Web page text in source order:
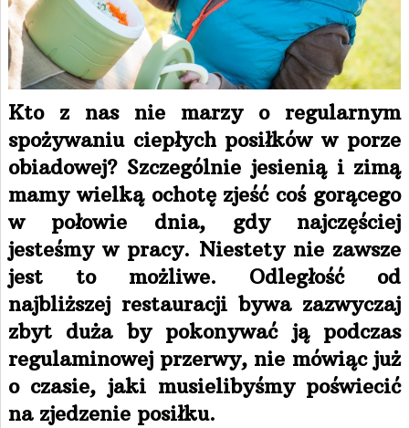
Kto z nas nie marzy o regularnym
spożywaniu ciepłych posiłków w porze
obiadowej? Szczególnie jesienią i zimą
mamy wielką ochotę zjeść coś gorącego
w połowie dnia, gdy najczęściej
jesteśmy w pracy. Niestety nie zawsze
jest to możliwe. Odległość od
najbliższej restauracji bywa zazwyczaj
zbyt duża by pokonywać ją podczas
regulaminowej przerwy, nie mówiąc już
o czasie, jaki musielibyśmy poświecić
na zjedzenie posiłku.